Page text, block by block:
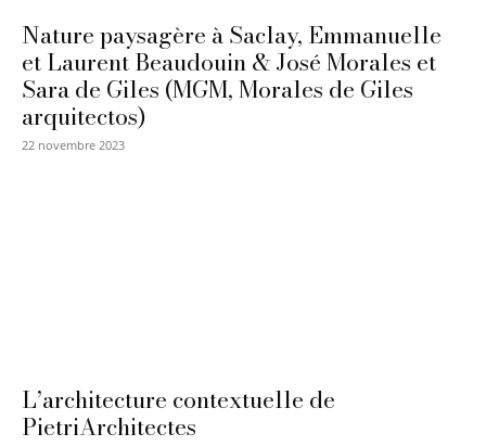
Nature paysagère à Saclay, Emmanuelle
et Laurent Beaudouin & José Morales et
Sara de Giles (MGM, Morales de Giles
arquitectos)
22 novembre 2023
L’architecture contextuelle de
PietriArchitectes